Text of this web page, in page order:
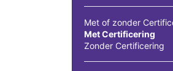
Met of zonder
Met Certificering
Zonder Certificering